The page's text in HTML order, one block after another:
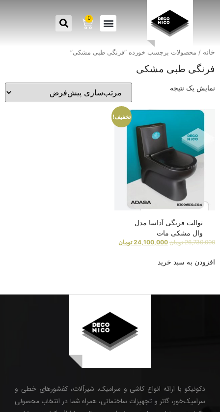
0
خانه / محصولات برچسب خورده “فرنگی طبی مشکی”
فرنگی طبی مشکی
نمایش یک نتیجه
تخفیف!
توالت فرنگی آداسا مدل
وال مشکی مات
26,730,000 تومان 24,100,000 تومان
افزودن به سبد خرید
دکونیکو با ارائه انواع کاشی و سرامیک، شیرآلات، کفشورهای خطی و
سرامیک‌خور، گاتر و تجهیزات ساختمانی، همراه شما در انتخاب محصولی